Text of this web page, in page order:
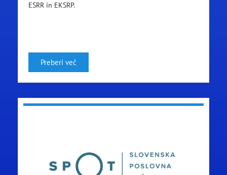
ESRR in EKSRP.
Preberi več